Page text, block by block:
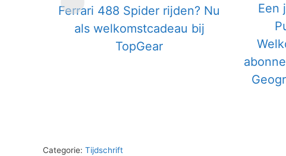
Ferrari 488 Spider rijden? Nu
als welkomstcadeau bij
TopGear
Een
Categorie: Tijdschrift